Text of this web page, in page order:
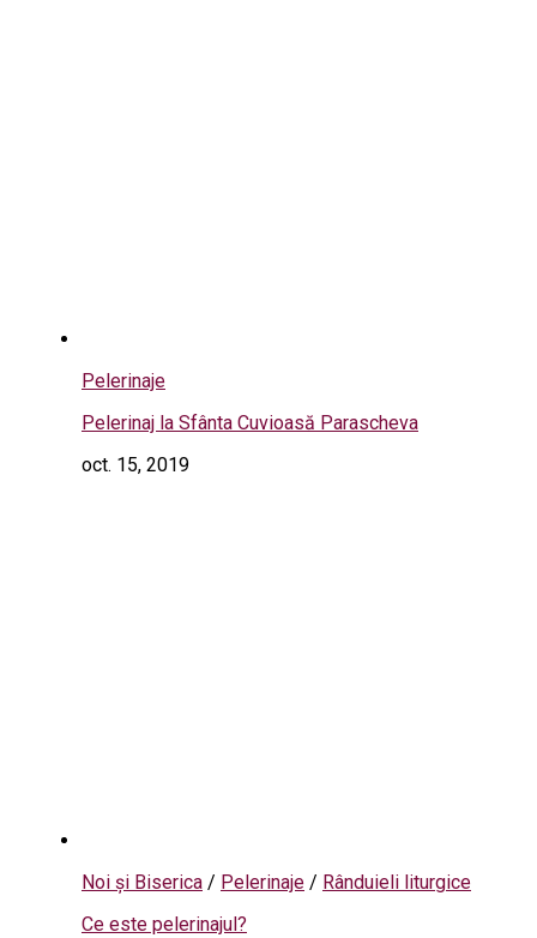
Pelerinaje
Pelerinaj la Sfânta Cuvioasă Parascheva
oct. 15, 2019
Noi și Biserica / Pelerinaje / Rânduieli liturgice
Ce este pelerinajul?